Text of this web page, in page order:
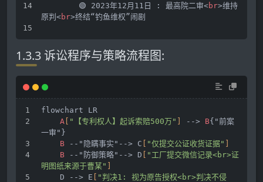
        🟢 2023年12月11日 : 最高院二审
<br>维持
原判<br>终结“钓鱼维权”闹剧
1.3.3 诉讼程序与策略流程图:
flowchart LR
A [ "【专利权人】起诉索赔500万" ] --> B{"前案
一审"}
B --"隐瞒事实"--> C [ "仅提交公证收货证据" ]
B --"防御策略"--> D [ "工厂提交微信记录<br>证
明图纸来源于曹某" ]
    D --> E
[ "判决1: 视为原告授权<br>判决不侵